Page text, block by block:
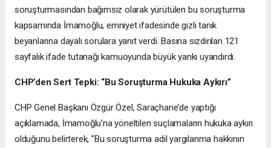
soruşturmasından bağımsız olarak yürütülen bu soruşturma
kapsamında İmamoğlu, emniyet ifadesinde gizli tanık
beyanlarına dayalı sorulara yanıt verdi. Basına sızdırılan 121
sayfalık ifade tutanağı kamuoyunda büyük yankı uyandırdı.
CHP’den Sert Tepki: “Bu Soruşturma Hukuka Aykırı”
CHP Genel Başkanı Özgür Özel, Saraçhane’de yaptığı
açıklamada, İmamoğlu'na yöneltilen suçlamaların hukuka aykırı
olduğunu belirterek, "Bu soruşturma adil yargılanma hakkının